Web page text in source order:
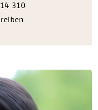
310